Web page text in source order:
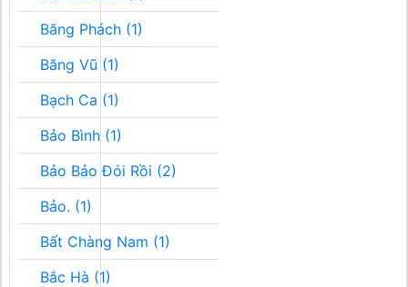
Băng Phách (1)
Băng Vũ (1)
Bạch Ca (1)
Bảo Bình (1)
Bảo Bảo Đói Rồi (2)
Bảo. (1)
Bất Chàng Nam (1)
Bắc Hà (1)